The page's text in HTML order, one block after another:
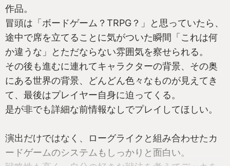
作品。
冒頭は「ボードゲーム？TRPG？」と思っていたら、
途中で席を立てることに気がついた瞬間「これは何
か違うな」とただならない雰囲気を察せられる。
その後も進むに連れてキャラクターの背景、その奥
にある世界の背景、どんどん色々なものが見えてき
て、最後はプレイヤー自身に迫ってくる。
是が非でも詳細な前情報なしでプレイしてほしい。
演出だけではなく、ローグライクと組み合わせたカ
ードゲームのシステムもしっかりと面白い。